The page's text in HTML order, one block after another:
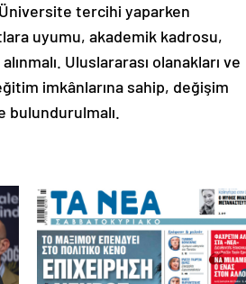
tercihi yaparken
uyumu, akademik kadrosu,
Uluslararası olanakları ve
imkânlarına sahip, değişim
bulundurulmalı.